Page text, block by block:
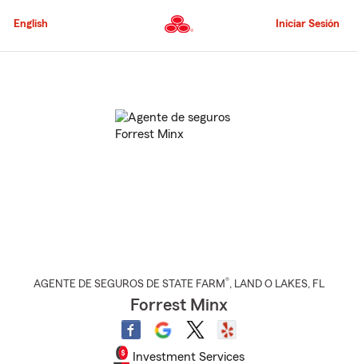
al
principal
English Iniciar Sesión
AGENTE DE SEGUROS DE STATE FARM®, LAND O LAKES, FL
Forrest Minx
Investment Services